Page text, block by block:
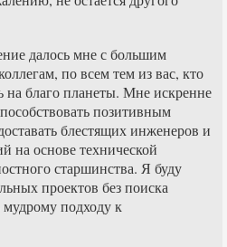
далось мне с большим
по всем тем из вас, кто
на благо планеты. Мне искренне
позитивным
блестящих инженеров и
на основе технической
старшинства. Я буду
проектов без поиска
подходу к